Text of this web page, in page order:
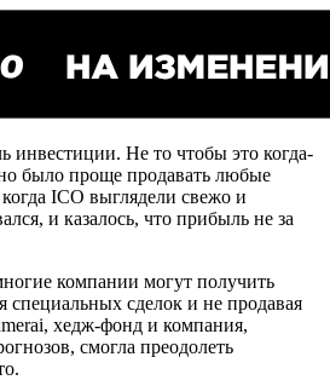
инвестиции. Не то чтобы это когда-
было проще продавать любые
ICO выглядели свежо и
и казалось, что прибыль не за
компании могут получить
специальных сделок и не продавая
хедж-фонд и компания,
смогла преодолеть